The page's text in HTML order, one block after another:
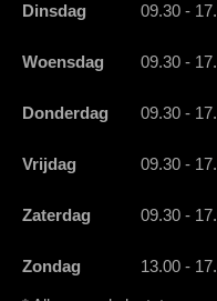
Dinsdag 09.30 -
Woensdag 09.30 -
Donderdag 09.30 -
Vrijdag 09.30 -
Zaterdag 09.30 -
Zondag 13.00 -